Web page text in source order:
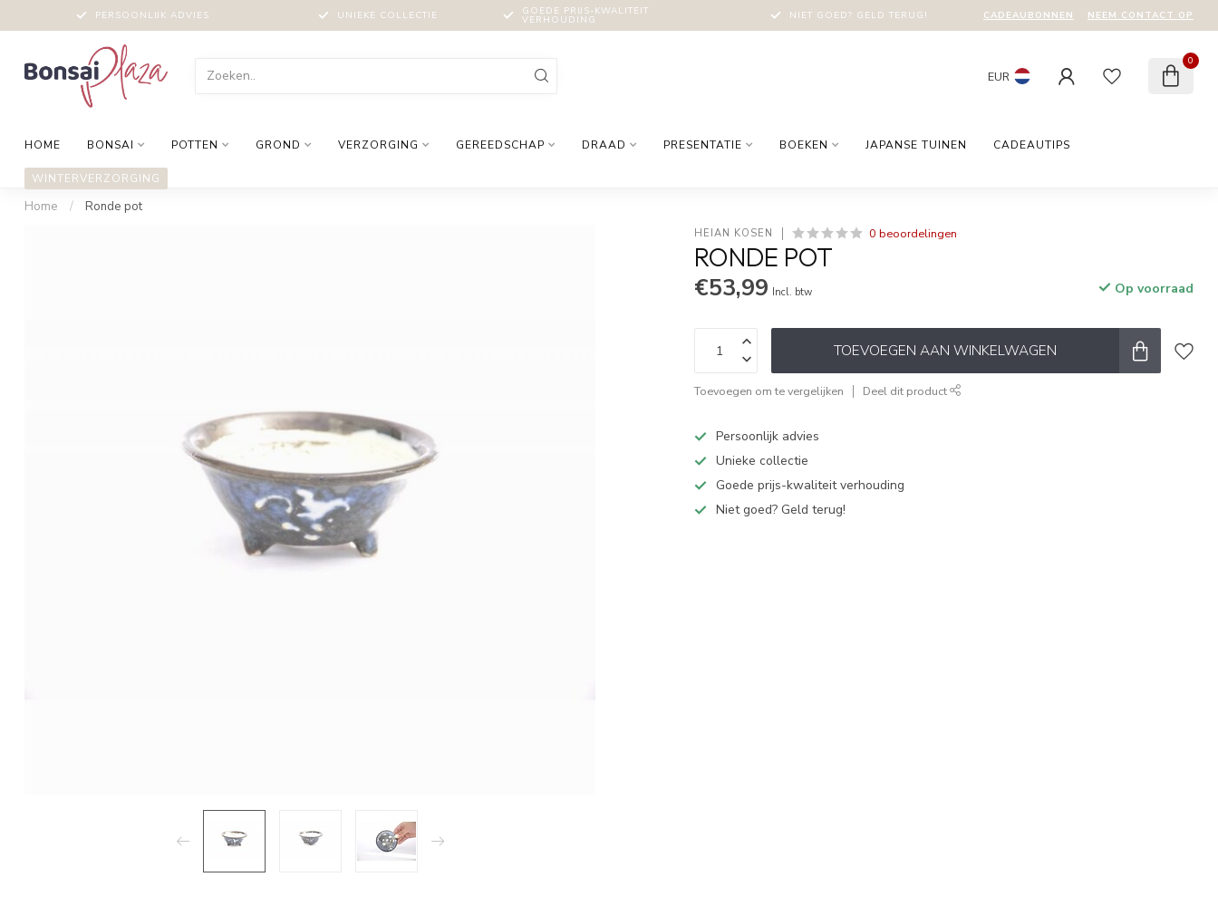
PERSOONLIJK ADVIES UNIEKE COLLECTIE GOEDE PRIJS-KWALITEIT
VERHOUDING NIET GOED? GELD TERUG! CADEAUBONNEN NEEM CONTACT OP
EUR
0
HOME BONSAI POTTEN GROND VERZORGING GEREEDSCHAP DRAAD PRESENTATIE BOEKEN JAPANSE TUINEN CADEAUTIPS
WINTERVERZORGING
Home / Ronde pot
HEIAN KOSEN 0 beoordelingen
RONDE POT
€53,99 Incl. btw Op voorraad
TOEVOEGEN AAN WINKELWAGEN
Toevoegen om te vergelijken Deel dit product
Persoonlijk advies
Unieke collectie
Goede prijs-kwaliteit verhouding
Niet goed? Geld terug!